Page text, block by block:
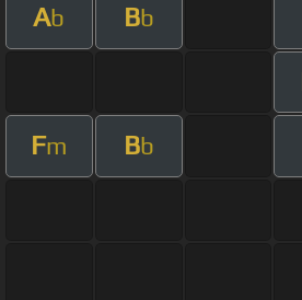
Ab Bb
Fm Bb